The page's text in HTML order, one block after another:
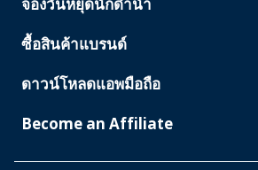
ซื้อสินค้าแบรนด์
ดาวน์โหลดแอพมือถือ
Become an Affiliate